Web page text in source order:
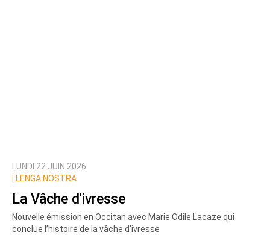
LUNDI 22 JUIN 2026
LENGA NOSTRA
La Vâche d'ivresse
Nouvelle émission en Occitan avec Marie Odile Lacaze qui
conclue l’histoire de la vâche d'ivresse